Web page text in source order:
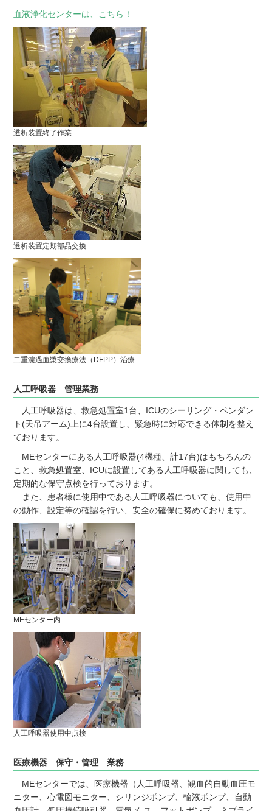
血液浄化センターは、こちら！
透析装置終了作業
透析装置定期部品交換
二重濾過血漿交換療法（DFPP）治療
人工呼吸器 管理業務
人工呼吸器は、救急処置室1台、ICUのシーリング・ペンダン
ト(天吊アーム)上に4台設置し、緊急時に対応できる体制を整え
ております。
MEセンターにある人工呼吸器(4機種、計17台)はもちろんの
こと、救急処置室、ICUに設置してある人工呼吸器に関しても、
定期的な保守点検を行っております。
また、患者様に使用中である人工呼吸器についても、使用中
の動作、設定等の確認を行い、安全の確保に努めております。
MEセンター内
人工呼吸器使用中点検
医療機器 保守・管理 業務
MEセンターでは、医療機器（人工呼吸器、観血的自動血圧モ
ニター、心電図モニター、シリンジポンプ、輸液ポンプ、自動